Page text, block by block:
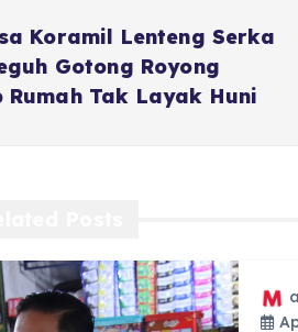
Koramil Lenteng Serka
Gotong Royong
Rumah Tak Layak Huni